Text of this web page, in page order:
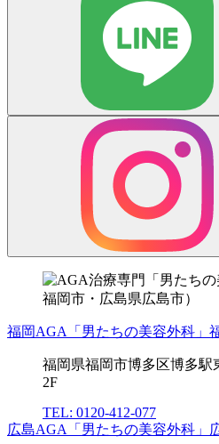
福岡AGA「男たちの美容外科」
福岡県福岡市博多区博多駅
2F
TEL: 0120-412-077
広島AGA「男たちの美容外科」